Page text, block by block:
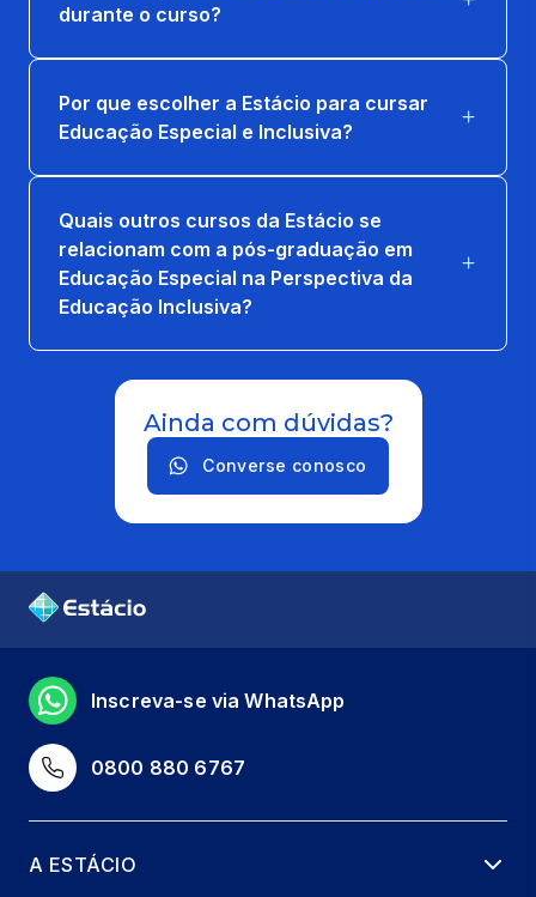
durante o curso?
Por que escolher a Estácio para cursar
Educação Especial e Inclusiva?
Quais outros cursos da Estácio se
relacionam com a pós-graduação em
Educação Especial na Perspectiva da
Educação Inclusiva?
Ainda com dúvidas?
Converse conosco
0800 880 6767
Inscreva-se via WhatsApp
A ESTÁCIO